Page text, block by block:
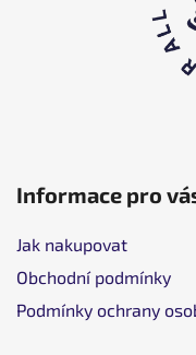
Informace pro
Jak nakupovat
Obchodní podmínky
Podmínky ochrany